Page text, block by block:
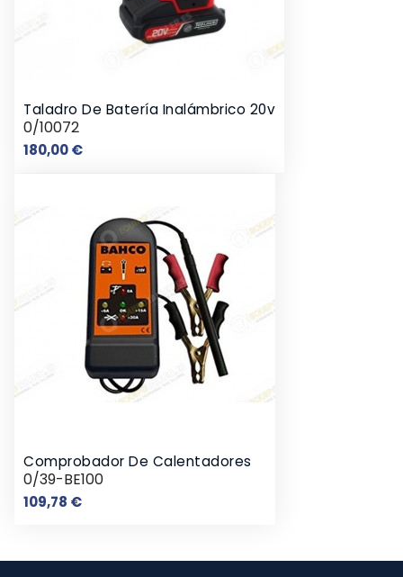
Taladro De Batería Inalámbrico 20v
0/10072
180,00 €Precio
Comprobador De Calentadores
0/39-BE100
109,78 €Precio